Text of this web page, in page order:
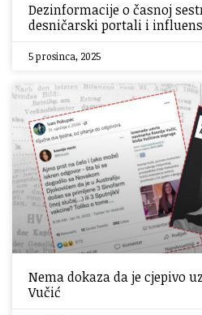
Dezinformacije o časnoj
desničarski portali i
5 prosinca, 2025
Nema dokaza da je cjepivo
Vučić